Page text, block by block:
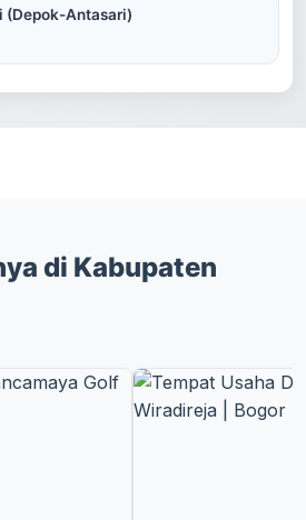
(Depok-Antasari)
di Kabupaten